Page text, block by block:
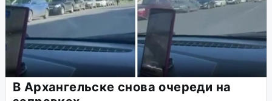
В Архангельске снова очереди на